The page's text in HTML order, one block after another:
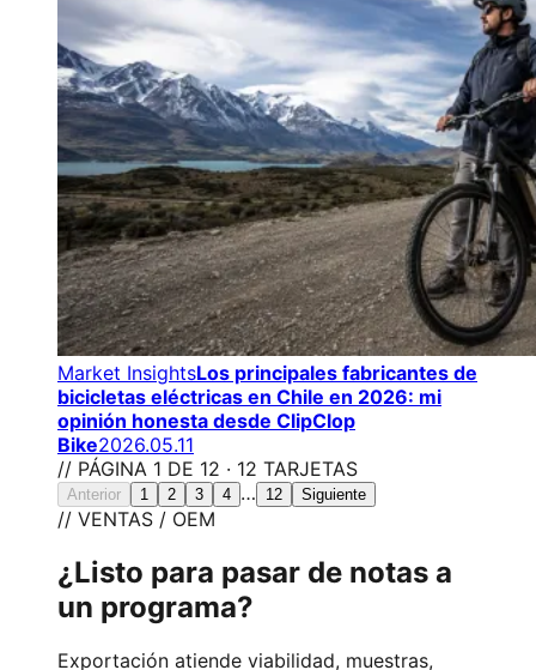
Market InsightsLos principales fabricantes de
bicicletas eléctricas en Chile en 2026: mi
opinión honesta desde ClipClop
Bike2026.05.11
// PÁGINA 1 DE 12 · 12 TARJETAS
Anterior 1 2 3 4 … 12 Siguiente
// VENTAS / OEM
¿Listo para pasar de notas a
un programa?
Exportación atiende viabilidad, muestras,